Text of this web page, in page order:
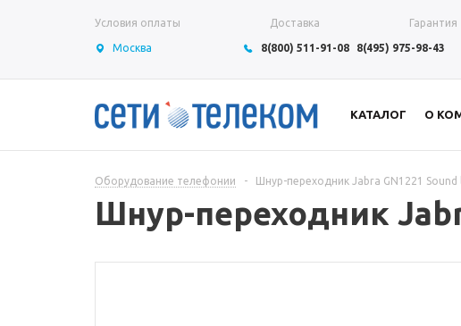
Условия оплаты Доставка Гарантия
Москва 8(800) 511-91-08 8(495) 975-98-43
КАТАЛОГ О
Оборудование телефонии - Шнур-переходник Jabra GN1221
Шнур-переходник